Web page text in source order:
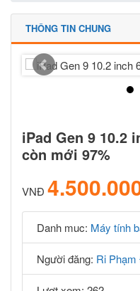
THÔNG TIN CHUNG
iPad Gen 9 10.2
còn mới 97%
VNĐ
Danh muc: Máy tính
Người đăng: Ri